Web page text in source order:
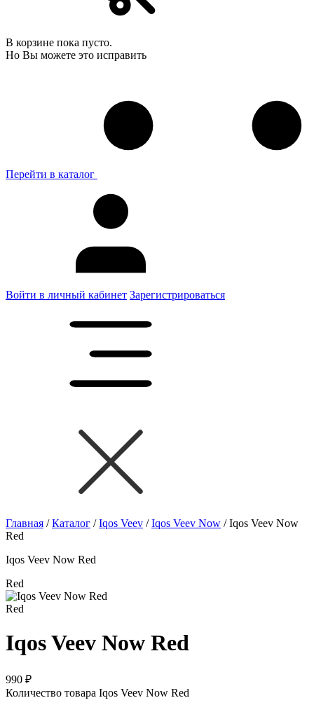
В корзине пока пусто.
Но Вы можете это исправить
Перейти в каталог
Войти в личный кабинет Зарегистрироваться
Главная /Каталог /Iqos Veev /Iqos Veev Now /Iqos Veev Now
Red
Iqos Veev Now Red
Red
Red
Iqos Veev Now Red
990 ₽
Количество товара Iqos Veev Now Red